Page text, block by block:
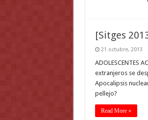
[Sitges
21 octubre, 2013
ADOLESCENTES
extranjeros se
Apocalipsis
pellejo?
Read More »